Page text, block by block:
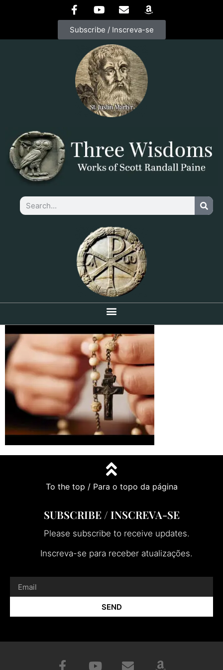
Subscribe / Inscreva-se
To the top / Para o topo da página
SUBSCRIBE / INSCREVA-SE
Please subscribe to receive updates.
Inscreva-se para receber atualizações.
SEND